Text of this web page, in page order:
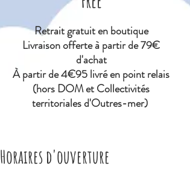
Retrait gratuit en boutique
Livraison offerte à partir de 79€
d'achat
Àpartir de 4€95 livré en point relais
(hors DOM et Collectivités
territoriales d'Outres-mer)
Horaires d'ouverture